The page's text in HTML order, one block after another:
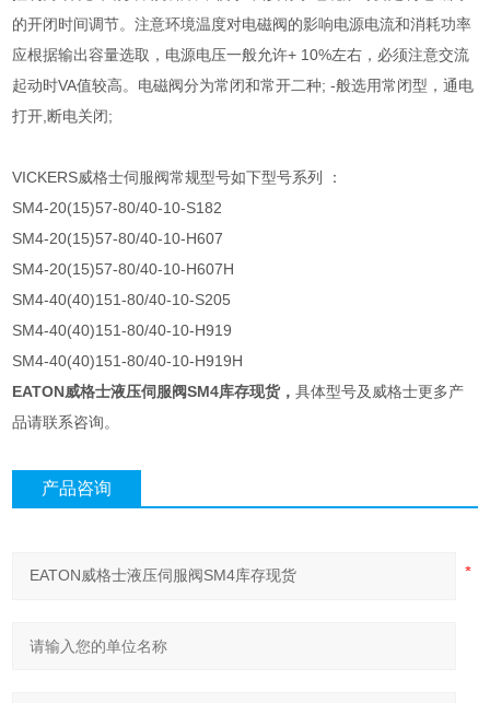
的开闭时间调节。注意环境温度对电磁阀的影响电源电流和消耗功率
应根据输出容量选取，电源电压一般允许+ 10%左右，必须注意交流
起动时VA值较高。电磁阀分为常闭和常开二种; -般选用常闭型，通电
打开,断电关闭;
VICKERS威格士伺服阀常规型号如下型号系列 ：
SM4-20(15)57-80/40-10-S182
SM4-20(15)57-80/40-10-H607
SM4-20(15)57-80/40-10-H607H
SM4-40(40)151-80/40-10-S205
SM4-40(40)151-80/40-10-H919
SM4-40(40)151-80/40-10-H919H
EATON威格士液压伺服阀SM4库存现货，具体型号及威格士更多产
品请联系咨询。
产品咨询